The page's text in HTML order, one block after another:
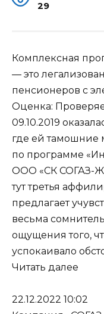
29
Комплексная
— это
пенсионеров с
Оценка:
09.10.2019
где ей тамошние
по программе
ООО «СК СОГАЗ-
тут третья
предлагает
весьма
ощущения того,
успокаивало
Читать далее
22.12.2022 10:02